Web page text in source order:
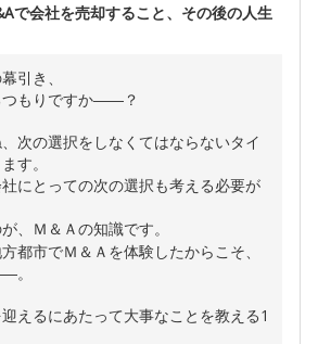
で会社を売却すること、その後の人生
引き、
つもりですか――？
次の選択をしなくてはならないタイ
す。
にとっての次の選択も考える必要が
、Ｍ＆Ａの知識です。
都市でＭ＆Ａを体験したからこそ、
。
えるにあたって大事なことを教える1